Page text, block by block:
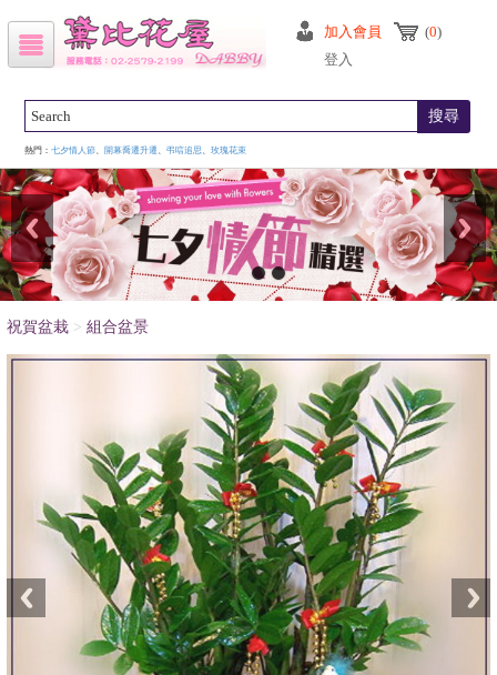
加入會員
登入
(0)
搜尋
熱門：七夕情人節、 開幕喬遷升遷 、弔唁追思、玫瑰花束
祝賀盆栽 > 組合盆景